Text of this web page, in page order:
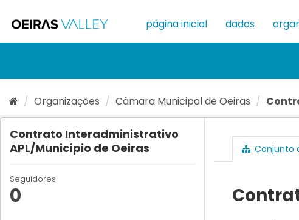
para
conteúdo
página inicial dados
Organizações Câmara Municipal de Oeiras
Contrato Interadministrativo
APL/Município de Oeiras
Seguidores
0
Conjunto